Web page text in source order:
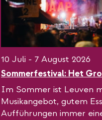
10 Juli - 7 August 2026
Sommerfestival: Het
e
x
t
e
Im Sommer ist Leuven
Musikangebot, gutem
Aufführungen immer